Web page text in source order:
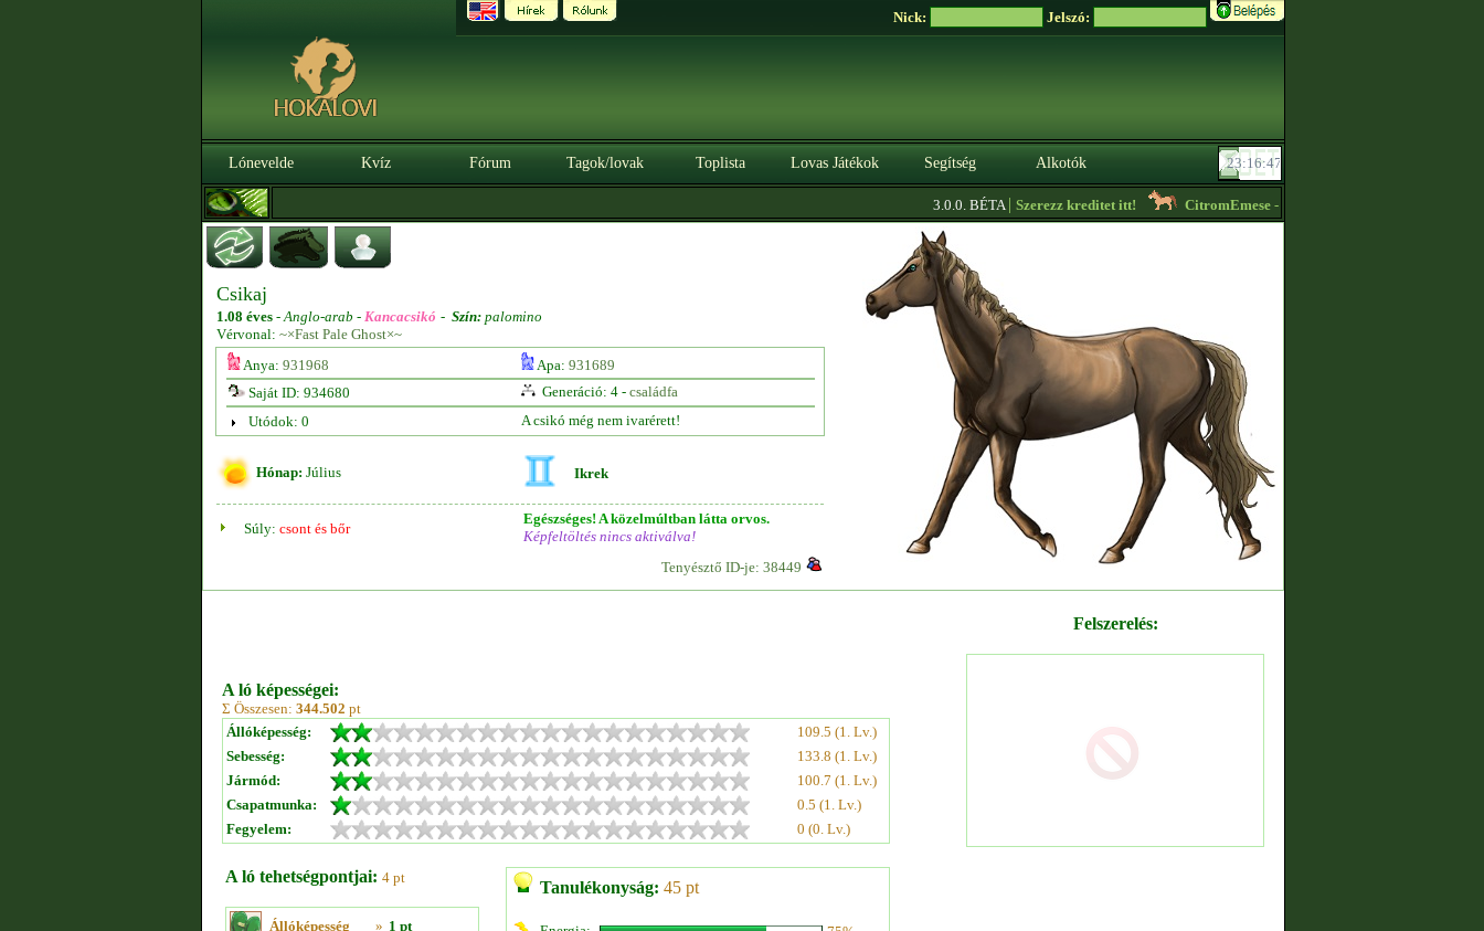
Nick: Jelszó:
Lónevelde Kvíz Fórum Tagok/lovak Toplista Lovas Játékok Segítség Alkotók
3.0.0. BÉTA|Szerezz kreditet itt! CitromEmese- Lóvásár! Ingyenes lovak is vannak!
Csikaj
1.08 éves -Anglo-arab - Kancacsikó - Szín: palomino
Vérvonal: ~×Fast Pale Ghost×~
Anya: 931968 Apa: 931689
Saját ID: 934680
Generáció: 4 - családfa
Utódok: 0
A csikó még nem ivarérett!
Hónap: Július Ikrek
Súly: csont és bőr
Egészséges! A közelmúltban látta orvos.
Képfeltöltés nincs aktiválva!
Tenyésztő ID-je: 38449
A ló képességei:
Σ Összesen: 344.502 pt
Állóképesség:
109.5 (1. Lv.)
Sebesség:
133.8 (1. Lv.)
Jármód:
100.7 (1. Lv.)
Csapatmunka:
0.5 (1. Lv.)
Fegyelem:
0 (0. Lv.)
A ló tehetségpontjai: 4 pt
Állóképesség » 1 pt
Tanulékonyság: 45 pt
Felszerelés: